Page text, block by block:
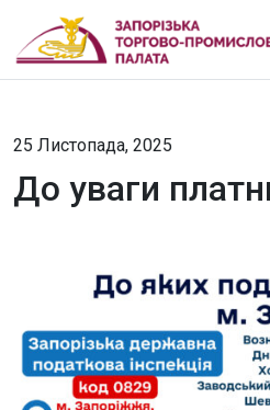
25 Листопада, 2025
До уваги